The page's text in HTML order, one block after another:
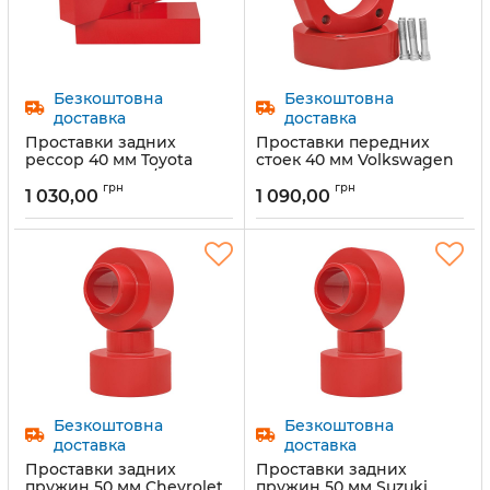
Безкоштовна
доставка
Проставки задних
рессор 40 мм Toyota
Hilux (1001-15-101/40)
Артикул: 1001-15-101/40
1 030,00 грн
Безкоштовна
доставка
Проставки передних
стоек 40 мм Volkswagen
Crafter 2 (1033-15-022/40)
Артикул: 1033-15-022/40
1 090,00 грн
Безкоштовна
доставка
Проставки задних
Безкоштовна
доставка
Проставки задних